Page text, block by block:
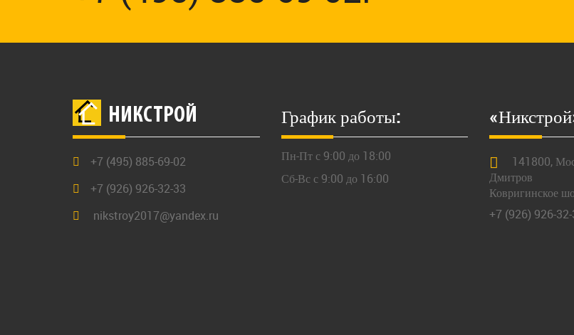
НИКСТРОЙ
+7 (495) 885-69-02
+7 (926) 926-32-33
nikstroy2017@yandex.ru
График работы:
Пн-Пт с 9:00 до 18:00
Сб-Вс с 9:00 до 16:00
141800,
Дмитров
Ковригинское
+7 (926) 926-